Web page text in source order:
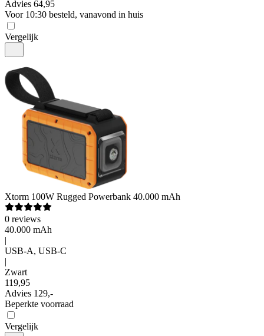
Advies 64,95
Voor 10:30 besteld, vanavond in huis
Vergelijk
Xtorm 100W Rugged Powerbank 40.000 mAh
0 reviews
40.000 mAh
|
USB-A, USB-C
|
Zwart
119,95
Advies 129,-
Beperkte voorraad
Vergelijk